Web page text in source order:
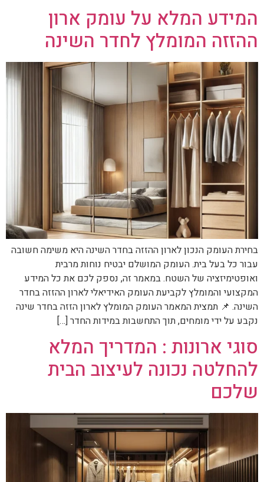
המידע המלא על עומק ארון
ההזזה המומלץ לחדר השינה
בחירת העומק הנכון לארון ההזזה בחדר השינה היא משימה חשובה
עבור כל בעל בית. העומק המושלם יבטיח נוחות מרבית
ואופטימיזציה של השטח. במאמר זה, נספק לכם את כל המידע
המקצועי והמומלץ לקביעת העומק האידיאלי לארון ההזזה בחדר
השינה. 📌 תמצית המאמר העומק המומלץ לארון הזזה בחדר שינה
נקבע על ידי מומחים, תוך התחשבות במידות החדר […]
סוגי ארונות : המדריך המלא
להחלטה נכונה לעיצוב הבית
שלכם